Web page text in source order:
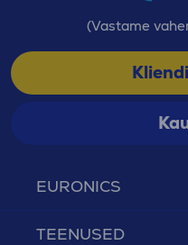
EURONICS
TEENUSED
(Vastame